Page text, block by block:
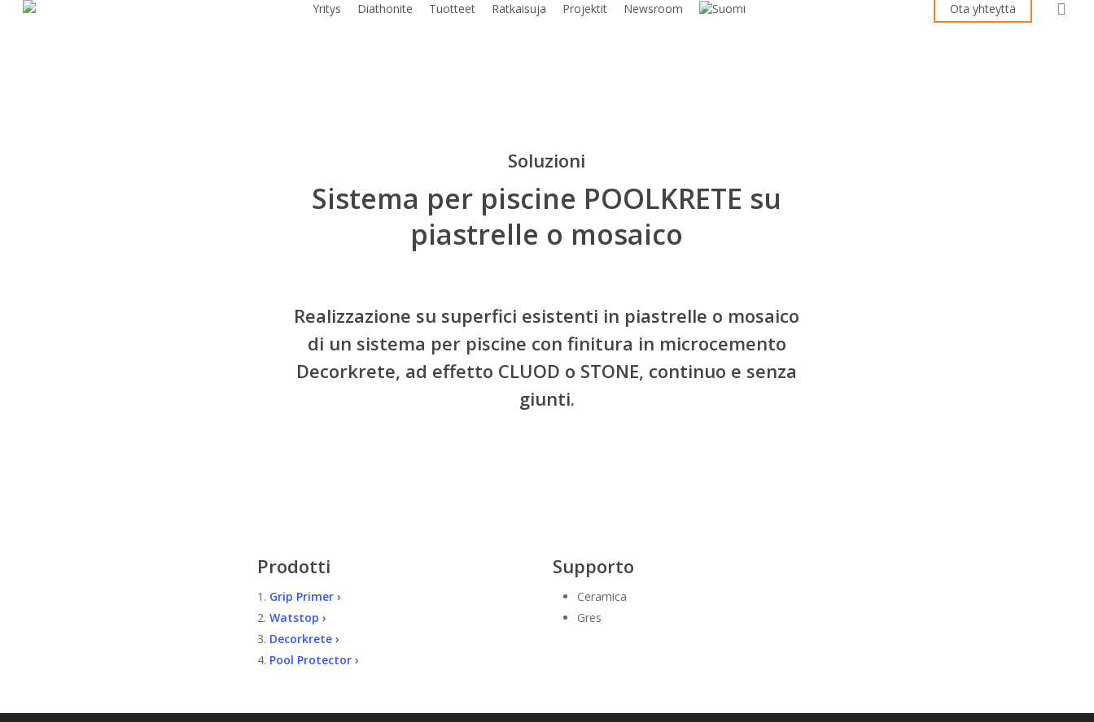
Yritys Diathonite Tuotteet Ratkaisuja Projektit Newsroom Ota yhteyttä
Soluzioni
Sistema per piscine POOLKRETE su
piastrelle o mosaico
Realizzazione su superfici esistenti in piastrelle o mosaico
di un sistema per piscine con finitura in microcemento
Decorkrete, ad effetto CLUOD o STONE, continuo e senza
giunti.
Prodotti
1. Grip Primer ›
2. Watstop ›
3. Decorkrete ›
4. Pool Protector ›
Supporto
Ceramica
Gres